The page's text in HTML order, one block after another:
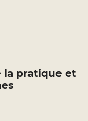
la pratique et